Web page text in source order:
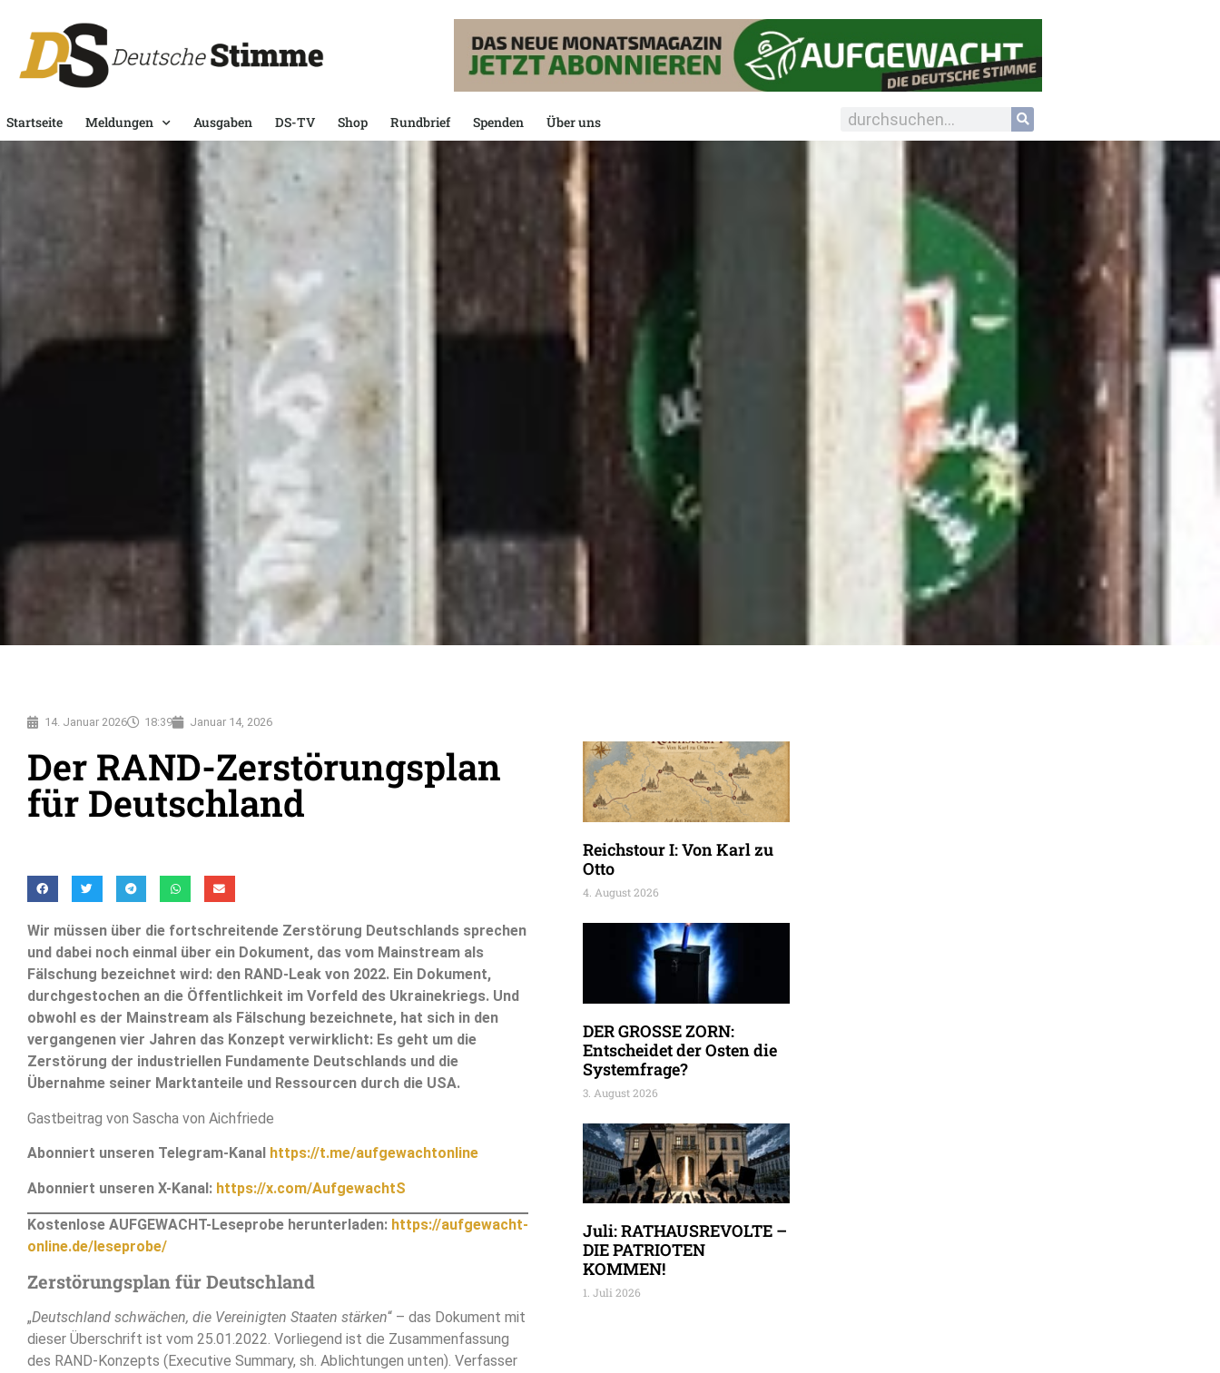
Startseite Meldungen Ausgaben DS-TV Shop Rundbrief Spenden Über uns
14. Januar 2026 18:39 Januar 14, 2026
Der RAND-Zerstörungsplan
für Deutschland
Wir müssen über die fortschreitende Zerstörung Deutschlands sprechen
und dabei noch einmal über ein Dokument, das vom Mainstream als
Fälschung bezeichnet wird: den RAND-Leak von 2022. Ein Dokument,
durchgestochen an die Öffentlichkeit im Vorfeld des Ukrainekriegs. Und
obwohl es der Mainstream als Fälschung bezeichnete, hat sich in den
vergangenen vier Jahren das Konzept verwirklicht: Es geht um die
Zerstörung der industriellen Fundamente Deutschlands und die
Übernahme seiner Marktanteile und Ressourcen durch die USA.
Gastbeitrag von Sascha von Aichfriede
Abonniert unseren Telegram-Kanal https://t.me/aufgewachtonline
Abonniert unseren X-Kanal: https://x.com/AufgewachtS
Kostenlose AUFGEWACHT-Leseprobe herunterladen: https://aufgewacht-
online.de/leseprobe/
Zerstörungsplan für Deutschland
„Deutschland schwächen, die Vereinigten Staaten stärken“ – das Dokument mit
dieser Überschrift ist vom 25.01.2022. Vorliegend ist die Zusammenfassung
des RAND-Konzepts (Executive Summary, sh. Ablichtungen unten). Verfasser
Reichstour I: Von Karl zu
Otto
4. August 2026
DER GROSSE ZORN:
Entscheidet der Osten die
Systemfrage?
3. August 2026
Juli: RATHAUSREVOLTE –
DIE PATRIOTEN
KOMMEN!
1. Juli 2026